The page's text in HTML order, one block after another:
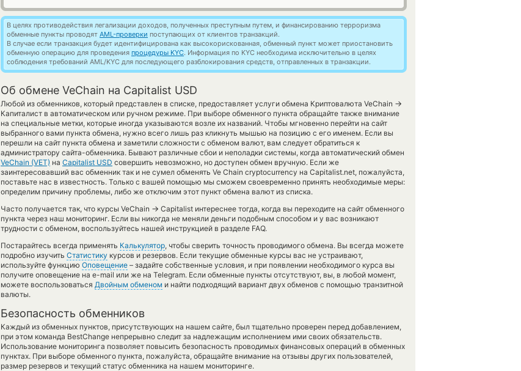
В целях противодействия легализации доходов, полученных преступным путем, и финансированию терроризма
обменные пункты проводят AML-проверки поступающих от клиентов транзакций.
В случае если транзакция будет идентифицирована как высокорискованная, обменный пункт может приостановить
обменную операцию для проведения процедуры KYC. Информация по KYC необходима исключительно в целях
соблюдения требований AML/KYC для последующего разблокирования средств, отправленных в транзакции.
Об обмене VeChain на Capitalist USD
Любой из обменников, который представлен в списке, предоставляет услуги обмена Криптовалюта VeChain →
Капиталист в автоматическом или ручном режиме. При выборе обменного пункта обращайте также внимание
на специальные метки, которые иногда указываются возле их названий. Чтобы мгновенно перейти на сайт
выбранного вами пункта обмена, нужно всего лишь раз кликнуть мышью на позицию с его именем. Если вы
перешли на сайт пункта обмена и заметили сложности с обменом валют, вам следует обратиться к
администратору сайта-обменника. Бывают различные сбои и неполадки системы, когда автоматический обмен
VeChain (VET) на Capitalist USD совершить невозможно, но доступен обмен вручную. Если же
заинтересовавший вас обменник так и не сумел обменять Ve Chain cryptocurrency на Capitalist.net, пожалуйста,
поставьте нас в известность. Только с вашей помощью мы сможем своевременно принять необходимые меры:
определим причину проблемы, либо же отключим этот пункт обмена валют из списка.
Часто получается так, что курсы VeChain → Capitalist интереснее тогда, когда вы переходите на сайт обменного
пункта через наш мониторинг. Если вы никогда не меняли деньги подобным способом и у вас возникают
трудности с обменом, воспользуйтесь нашей инструкцией в разделе FAQ.
Постарайтесь всегда применять Калькулятор, чтобы сверить точность проводимого обмена. Вы всегда можете
подробно изучить Статистику курсов и резервов. Если текущие обменные курсы вас не устраивают,
используйте функцию Оповещение – задайте собственные условия, и при появлении необходимого курса вы
получите оповещение на e-mail или же на Telegram. Если обменные пункты отсутствуют, вы, в любой момент,
можете воспользоваться Двойным обменом и найти подходящий вариант двух обменов с помощью транзитной
валюты.
Безопасность обменников
Каждый из обменных пунктов, присутствующих на нашем сайте, был тщательно проверен перед добавлением,
при этом команда BestChange непрерывно следит за надлежащим исполнением ими своих обязательств.
Использование мониторинга позволяет повысить безопасность проводимых финансовых операций в обменных
пунктах. При выборе обменного пункта, пожалуйста, обращайте внимание на отзывы других пользователей,
размер резервов и текущий статус обменника на нашем мониторинге.